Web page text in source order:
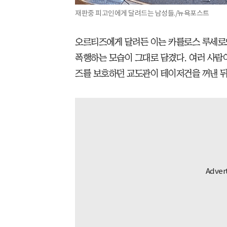
재판중 피고인에게 달려드는 남성들./뉴욕포스트
오르티즈에게 달려든 이는 카를로스 루세
폭행하는 모습이 그대로 담겼다. 여러 사
즈를 보호하던 교도관이 테이저건을 꺼낸